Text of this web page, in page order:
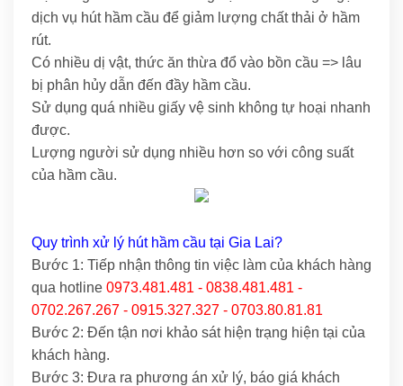
dịch vụ hút hầm cầu để giảm lượng chất thải ở hầm
rút.
Có nhiều dị vật, thức ăn thừa đổ vào bồn cầu => lâu
bị phân hủy dẫn đến đầy hầm cầu.
Sử dụng quá nhiều giấy vệ sinh không tự hoại nhanh
được.
Lượng người sử dụng nhiều hơn so với công suất
của hầm cầu.
Quy trình xử lý hút hầm cầu tại Gia Lai?
Bước 1: Tiếp nhận thông tin việc làm của khách hàng
qua hotline 0973.481.481 - 0838.481.481 -
0702.267.267 - 0915.327.327 - 0703.80.81.81
Bước 2: Đến tận nơi khảo sát hiện trạng hiện tại của
khách hàng.
Bước 3: Đưa ra phương án xử lý, báo giá khách